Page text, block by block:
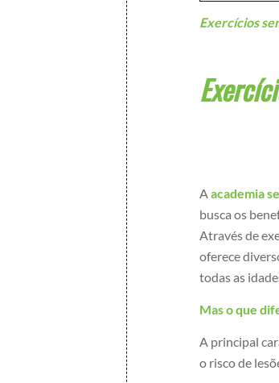
Exercícios
Aacademia
busca os
Através de
oferece
todas as
Mas o que
A principal
o risco de